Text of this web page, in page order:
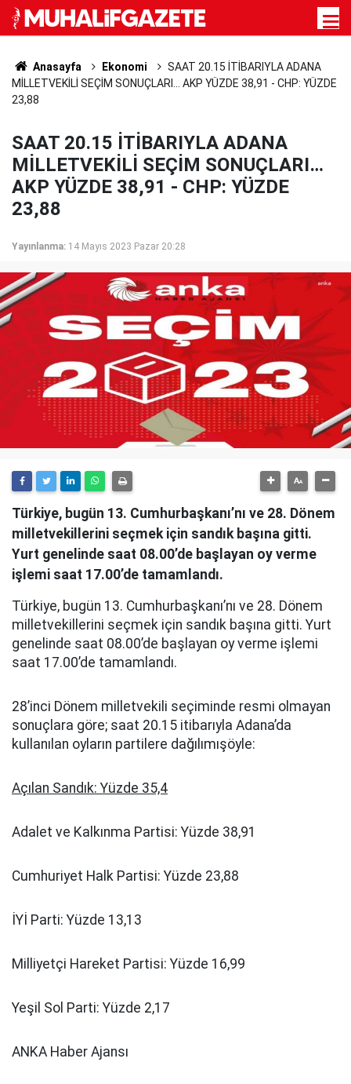
Anasayfa Ekonomi
SAAT 20.15 İTİBARIYLA ADANA
MİLLETVEKİLİ SEÇİM SONUÇLARI… AKP YÜZDE 38,91 - CHP: YÜZDE
23,88
SAAT 20.15 İTİBARIYLA ADANA
MİLLETVEKİLİ SEÇİM SONUÇLARI…
AKP YÜZDE 38,91 - CHP: YÜZDE
23,88
Yayınlanma: 14 Mayıs 2023 Pazar 20:28
Türkiye, bugün 13. Cumhurbaşkanı’nı ve 28. Dönem
milletvekillerini seçmek için sandık başına gitti.
Yurt genelinde saat 08.00’de başlayan oy verme
işlemi saat 17.00’de tamamlandı.
Türkiye, bugün 13. Cumhurbaşkanı’nı ve 28. Dönem
milletvekillerini seçmek için sandık başına gitti. Yurt
genelinde saat 08.00’de başlayan oy verme işlemi
saat 17.00’de tamamlandı.
28’inci Dönem milletvekili seçiminde resmi olmayan
sonuçlara göre; saat 20.15 itibarıyla Adana’da
kullanılan oyların partilere dağılımışöyle:
Açılan Sandık: Yüzde 35,4
Adalet ve Kalkınma Partisi: Yüzde 38,91
Cumhuriyet Halk Partisi: Yüzde 23,88
İYİ Parti: Yüzde 13,13
Milliyetçi Hareket Partisi: Yüzde 16,99
Yeşil Sol Parti: Yüzde 2,17
ANKA Haber Ajansı